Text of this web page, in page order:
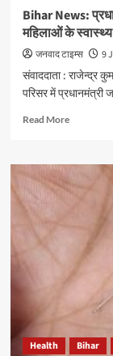
Bihar News:
महिलाओं के
जनवाद टाइम्स
9
संवाददाता : राजेन्द्र
परिसर में प्रधानमंत्री
Read MoreRead
Bihar
News:
प्रधानमंत्री
योजना
तहत
गर्भवती
महिलाओं
जांच
Health Bihar